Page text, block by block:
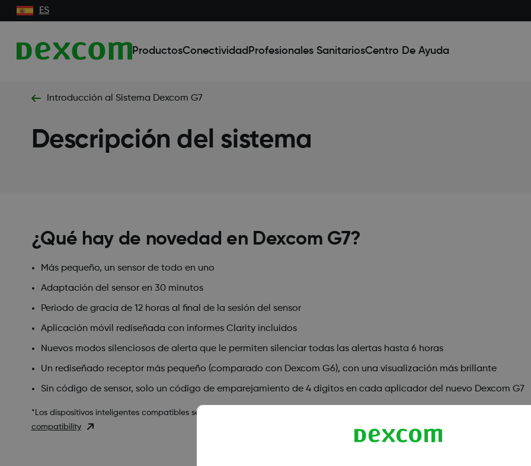
ES
ProductosConectividad Profesionales SanitariosCentro De Ayuda
Introducción al Sistema Dexcom G7​
Descripción del sistema​
¿Qué hay de novedad en Dexcom G7?
Más pequeño, un sensor de todo en uno
Adaptación del sensor en 30 minutos
Periodo de gracia de 12 horas al final de la sesión del sensor
Aplicación móvil rediseñada con informes Clarity incluidos
Nuevos modos silenciosos de alerta que le permiten silenciar todas las alertas hasta 6 horas
Un rediseñado receptor más pequeño (comparado con Dexcom G6), con una visualización más brillante
Sin código de sensor, solo un código de emparejamiento de 4 dígitos en cada aplicador del nuevo Dexcom G7
*Los dispositivos inteligentes compatibles se venden por separado. Para consultar un listado de dispositivos inteligentes
compatibility